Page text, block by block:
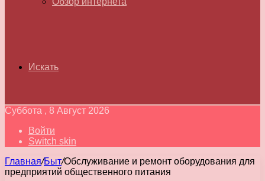
Искать
Суббота , 8 Август 2026
Войти
Switch skin
Главная/Быт/Обслуживание и ремонт оборудования для
предприятий общественного питания